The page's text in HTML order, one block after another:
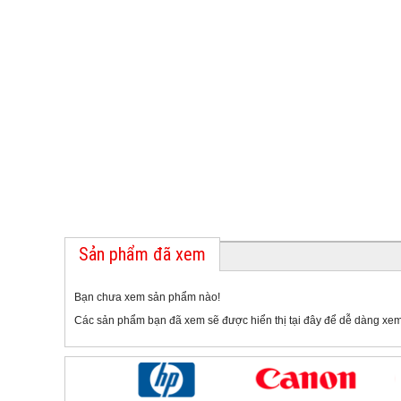
Sản phẩm đã xem
Bạn chưa xem sản phẩm nào!
Các sản phẩm bạn đã xem sẽ được hiển thị tại đây để dễ dàng